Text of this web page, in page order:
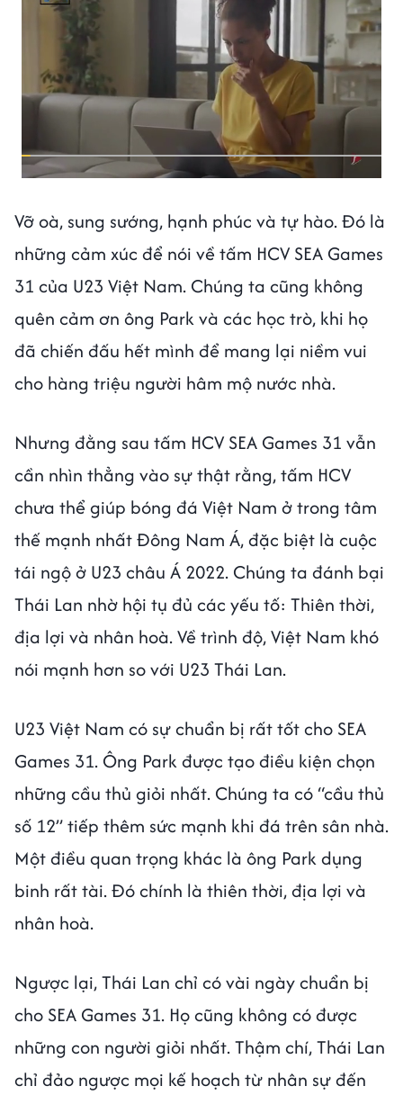
Vỡ oà, sung sướng, hạnh phúc và tự hào. Đó là
những cảm xúc để nói về tấm HCV SEA Games
31 của U23 Việt Nam. Chúng ta cũng không
quên cảm ơn ông Park và các học trò, khi họ
đã chiến đấu hết mình để mang lại niềm vui
cho hàng triệu người hâm mộ nước nhà.
Nhưng đằng sau tấm HCV SEA Games 31 vẫn
cần nhìn thẳng vào sự thật rằng, tấm HCV
chưa thể giúp bóng đá Việt Nam ở trong tâm
thế mạnh nhất Đông Nam Á, đặc biệt là cuộc
tái ngộ ở U23 châu Á 2022. Chúng ta đánh bại
Thái Lan nhờ hội tụ đủ các yếu tố: Thiên thời,
địa lợi và nhân hoà. Về trình độ, Việt Nam khó
nói mạnh hơn so với U23 Thái Lan.
U23 Việt Nam có sự chuẩn bị rất tốt cho SEA
Games 31. Ông Park được tạo điều kiện chọn
những cầu thủ giỏi nhất. Chúng ta có “cầu thủ
số 12” tiếp thêm sức mạnh khi đá trên sân nhà.
Một điều quan trọng khác là ông Park dụng
binh rất tài. Đó chính là thiên thời, địa lợi và
nhân hoà.
Ngược lại, Thái Lan chỉ có vài ngày chuẩn bị
cho SEA Games 31. Họ cũng không có được
những con người giỏi nhất. Thậm chí, Thái Lan
chỉ đảo ngược mọi kế hoạch từ nhân sự đến